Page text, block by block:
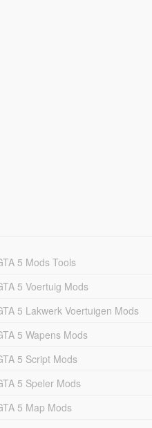
5 Mods Tools
5 Voertuig Mods
5 Lakwerk Voertuigen Mods
5 Wapens Mods
5 Script Mods
5 Speler Mods
5 Map Mods